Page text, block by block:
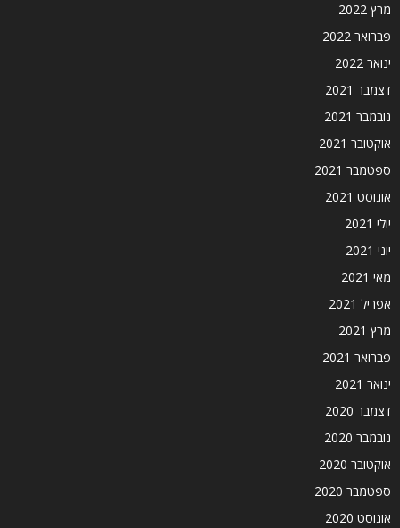
מרץ 2022
פברואר 2022
ינואר 2022
דצמבר 2021
נובמבר 2021
אוקטובר 2021
ספטמבר 2021
אוגוסט 2021
יולי 2021
יוני 2021
מאי 2021
אפריל 2021
מרץ 2021
פברואר 2021
ינואר 2021
דצמבר 2020
נובמבר 2020
אוקטובר 2020
ספטמבר 2020
אוגוסט 2020